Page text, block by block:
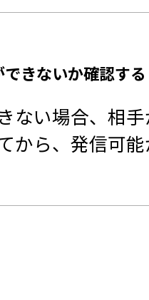
きないか確認する
ない場合、相
から、発信可